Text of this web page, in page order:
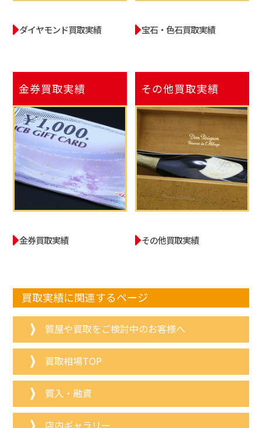
ダイヤモンド買取実績 宝石・色石買取実績
金券買取実績
金券買取実績
その他買取実績
その他買取実績
買取実績に関連するページ
質屋や買取をご検討中のお客様へ
買取相場TOP
質入・融資
店内ギャラリー